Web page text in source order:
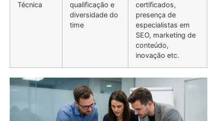
Técnica
qualificação e
diversidade do
time
certificados,
presença de
especialistas em
SEO, marketing de
conteúdo,
inovação etc.